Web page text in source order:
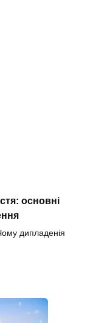
основні
дипладенія